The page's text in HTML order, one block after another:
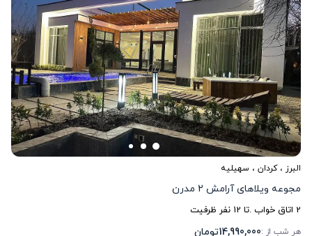
البرز ،کردان ، سهیلیه
مجوعه ویلاهای آرامش 2 مدرن
2 اتاق خواب .تا 12 نفر ظرفیت
هر شب از :14,990,000تومان